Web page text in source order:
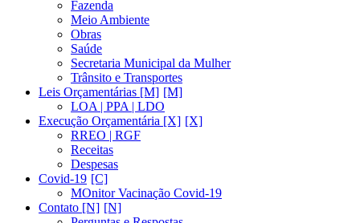
Fazenda
Meio Ambiente
Obras
Saúde
Secretaria Municipal da Mulher
Trânsito e Transportes
Leis Orçamentárias [M]
LOA | PPA | LDO
Execução Orçamentária [X]
RREO | RGF
Receitas
Despesas
Covid-19
MOnitor Vacinação Covid-19
Contato [N]